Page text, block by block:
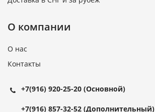
О компании
О нас
Контакты
+7(916) 920-25-20 (Основной)
+7(916) 857-32-52 (Дополнительный)